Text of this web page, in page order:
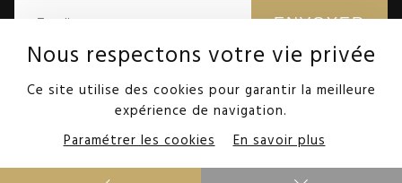
ENVOYER
Nous protégeons vos données récoltées conformément à lapolitique
©StoneInvest
Mentions Légales
Nous respectons votre vie privée
Ce site utilise des cookies pour garantir la meilleure
expérience de navigation.
Paramétrer les cookies
En savoir plus